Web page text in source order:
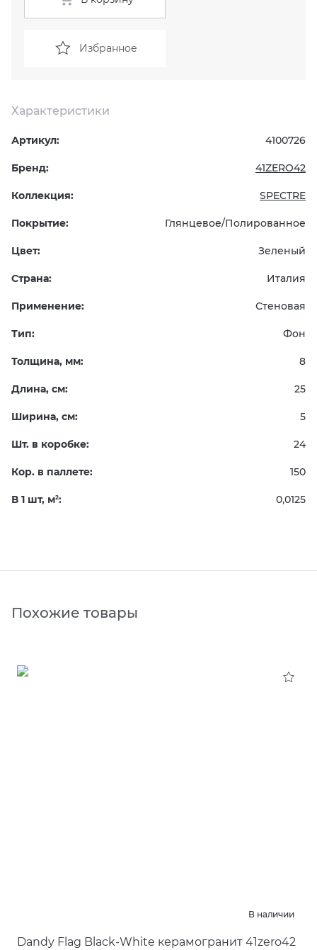
PERONDA
PORCELANOSA
SANT’AGOSTINO
УРАЛЬСКИЙ ГРАНИТ
Характеристики
Артикул: 4100726
Бренд: 41ZERO42
Коллекция: SPECTRE
Покрытие: Глянцевое/Полированное
Цвет: Зеленый
Страна: Италия
Применение: Стеновая
Тип: Фон
Толщина, мм: 8
Длина, см: 25
Ширина, см: 5
Шт. в коробке: 24
Кор. в паллете: 150
В 1 шт, м2: 0,0125
Избранное
Похожие товары
В наличии
Dandy Flag Black-White керамогранит 41zero42